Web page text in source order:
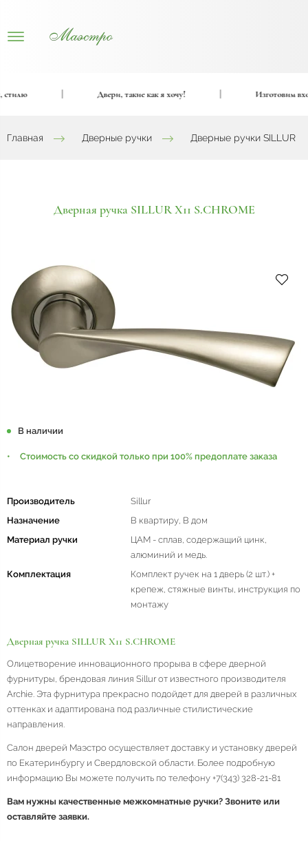
Двери, такие как я хочу! Изготовим
Главная Дверные ручки Дверные ручки SILLUR
Дверная ручка SILLUR X11 S.CHROME
В наличии
Стоимость со скидкой только при 100% предоплате заказа
Производитель
Sillur
Назначение
В квартиру, В дом
Материал ручки
ЦАМ - сплав, содержащий цинк,
алюминий и медь.
Комплектация
Комплект ручек на 1 дверь (2 шт.) +
крепеж, стяжные винты, инструкция по
монтажу
Дверная ручка SILLUR X11 S.CHROME
Олицетворение инновационного прорыва в сфере дверной
фурнитуры, брендовая линия Sillur от известного производителя
Archie. Эта фурнитура прекрасно подойдет для дверей в различных
оттенках и адаптирована под различные стилистические
направления.
Салон дверей Маэстро осуществляет доставку и установку дверей
по Екатеринбургу и Свердловской области. Более подробную
информацию Вы можете получить по телефону +7(343) 328-21-81
Вам нужны качественные межкомнатные ручки? Звоните или
оставляйте заявки.